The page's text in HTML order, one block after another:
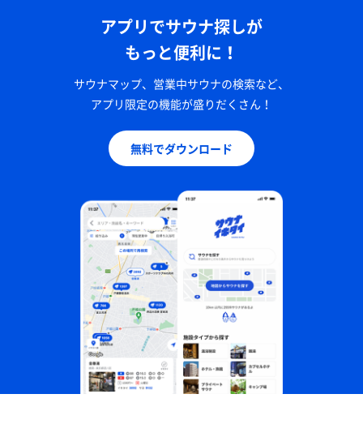
アプリでサウナ探しが
もっと便利に！
サウナマップ、営業中サウナの検索など、
アプリ限定の機能が盛りだくさん！
無料でダウンロード